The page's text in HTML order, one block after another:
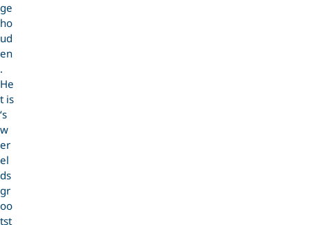
ge
ho
ud
en
.
He
t is
‘s
w
er
el
ds
gr
oo
tst